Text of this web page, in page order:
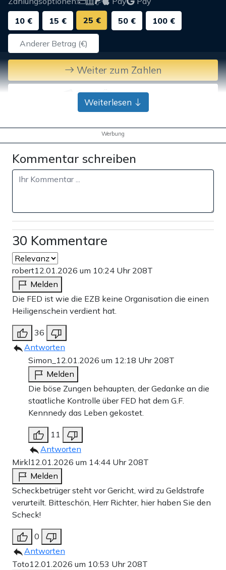
10 €
15 € 25 € 50 € 100 €
Weiter zum Zahlen
Bank-Überweisung
Weiterlesen
Werbung
Kommentar schreiben
30 Kommentare
robert12.01.2026 um 10:24 Uhr 208T
Melden
Die FED ist wie die EZB keine Organisation die einen
Heiligenschein verdient hat.
36
Antworten
Simon_ 12.01.2026 um 12:18 Uhr 208T
Melden
Die böse Zungen behaupten, der Gedanke an die
staatliche Kontrolle über FED hat dem G.F.
Kennnedy das Leben gekostet.
11
Antworten
Mirkl12.01.2026 um 14:44 Uhr 208T
Melden
Scheckbetrüger steht vor Gericht, wird zu Geldstrafe
verurteilt. Bitteschön, Herr Richter, hier haben Sie den
Scheck!
0
Antworten
Toto12.01.2026 um 10:53 Uhr 208T